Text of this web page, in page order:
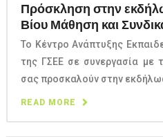
Πρόσκληση στην
Βίου Μάθηση και
Το Κέντρο Ανάπτυξης
της ΓΣΕΕ σε συνεργασία με
σας προσκαλούν στην
READ MORE